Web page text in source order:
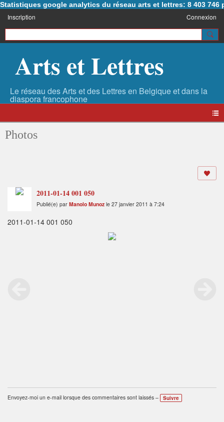
Statistiques google analytics du réseau arts et lettres: 8 403 746
Inscription Connexion
Arts et Lettres
Photos
2011-01-14 001 050
Publié(e) par Manolo Munoz le 27 janvier 2011 à 7:24
2011-01-14 001 050
Envoyez-moi un e-mail lorsque des commentaires sont laissés – Suivre